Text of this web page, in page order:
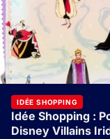
IDÉE SHOPPING
Idée Shopping :
Disney Villains